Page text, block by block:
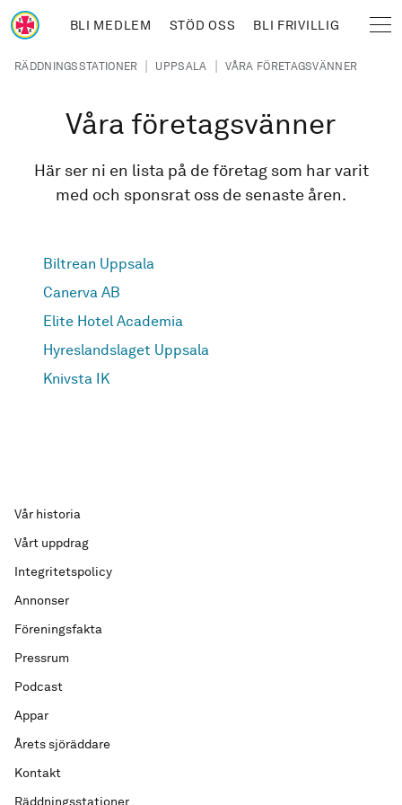
Hoppa till huvudinnehåll
BLI MEDLEM STÖD OSS BLI FRIVILLIG
Länkstig
RÄDDNINGSSTATIONER | UPPSALA | VÅRA FÖRETAGSVÄNNER
Våra företagsvänner
Här ser ni en lista på de företag som har varit
med och sponsrat oss de senaste åren.
Biltrean Uppsala
Canerva AB
Elite Hotel Academia
Hyreslandslaget Uppsala
Knivsta IK
Vår historia
Vårt uppdrag
Integritetspolicy
Annonser
Föreningsfakta
Pressrum
Podcast
Appar
Årets sjöräddare
Kontakt
Räddningsstationer